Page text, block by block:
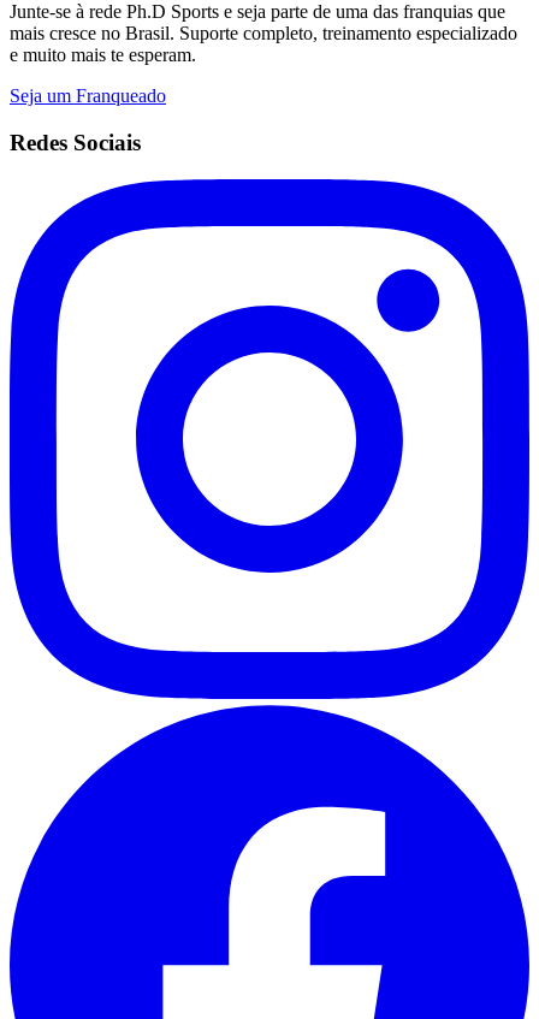
Junte-se à rede Ph.D Sports e seja parte de uma das franquias que
mais cresce no Brasil. Suporte completo, treinamento especializado
e muito mais te esperam.
Seja um Franqueado
Redes Sociais